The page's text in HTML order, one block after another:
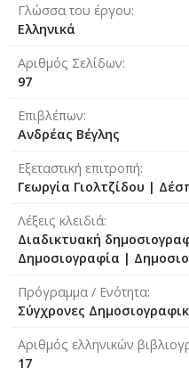
Γλώσσα του έργου
Ελληνικά
Αριθμός Σελίδων
97
Επιβλέπων
Ανδρέας Βέγλης
Εξεταστική επιτροπή
Γεωργία Γιολτζίδου |
Λέξεις κλειδιά
Διαδικτυακή
Δημοσιογραφία |
Πρόγραμμα / Ενότητα
Σύγχρονες
Αριθμός ελληνικών
17